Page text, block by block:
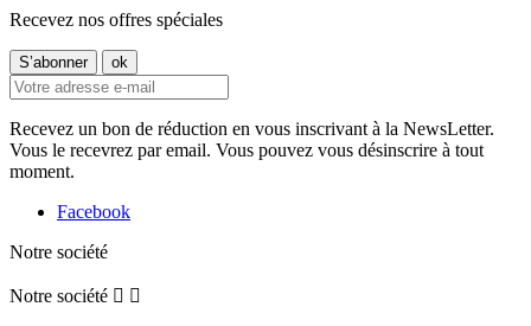
Recevez nos offres spéciales
Recevez un bon de réduction en vous inscrivant à la NewsLetter.
Vous le recevrez par email. Vous pouvez vous désinscrire à tout
moment.
Facebook
Notre société
Notre société  